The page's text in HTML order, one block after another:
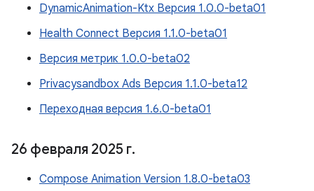
DynamicAnimation-Ktx Версия 1.0.0-beta01
Health Connect Версия 1.1.0-beta01
Версия метрик 1.0.0-beta02
Privacysandbox Ads Версия 1.1.0-beta12
Переходная версия 1.6.0-beta01
26 февраля 2025 г.
Compose Animation Version 1.8.0-beta03